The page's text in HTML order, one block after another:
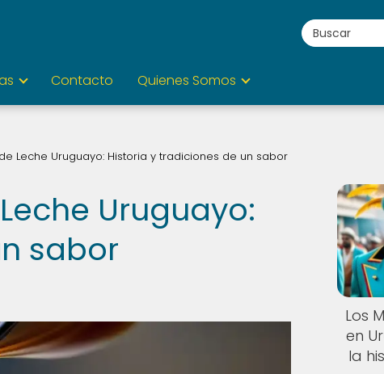
Contacto Quienes Somos
Leche Uruguayo: Historia y tradiciones de un sabor
Uruguayo:
sabor
Los
en
la